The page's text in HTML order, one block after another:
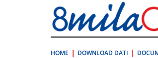
direttamente
a:
Contenuto
HOME DOWNLOAD DATI